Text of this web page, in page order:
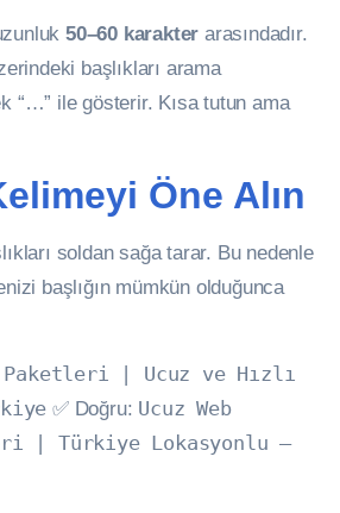
50–60 karakter arasındadır.
başlıkları arama
“…” ile gösterir. Kısa tutun ama
Öne Alın
soldan sağa tarar. Bu nedenle
başlığın mümkün olduğunca
Paketleri | Ucuz ve Hızlı
✅ Doğru: Ucuz Web
| Türkiye Lokasyonlu —